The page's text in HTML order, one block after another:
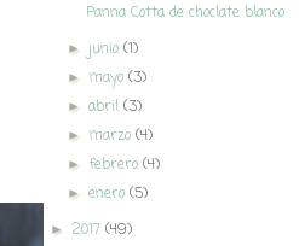
Panna Cotta de choclate blanco
► junio (1)
► mayo (3)
►abril (3)
► marzo (4)
► febrero (4)
►enero (5)
► 2017 (49)